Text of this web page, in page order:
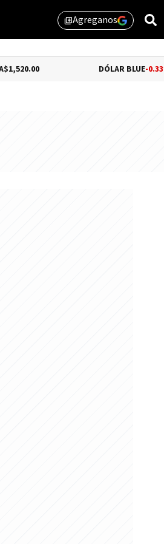
library_addAgreganos
DÓLAR BLUE-0.33%